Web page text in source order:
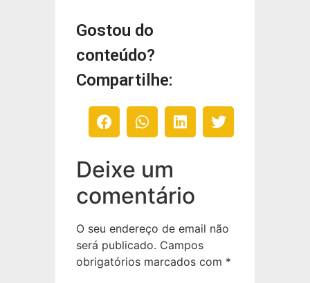
Gostou do
conteúdo?
Compartilhe:
Deixe um
comentário
O seu endereço de email não
será publicado. Campos
obrigatórios marcados com *